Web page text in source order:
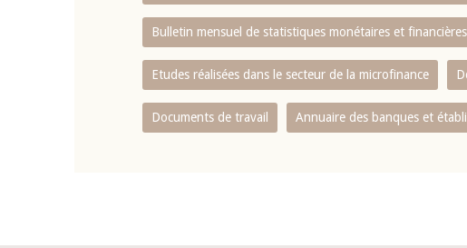
Bulletin mensuel de statistiques monétaires et financières
Etudes réalisées dans le secteur de la microfinance
Documents de travail Annuaire des banques et